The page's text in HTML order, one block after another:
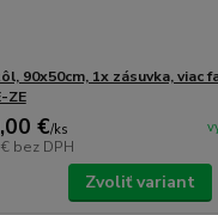
90x50cm, 1x zásuvka, viac
ZE
€/ks
bez DPH
Zvoliť variant